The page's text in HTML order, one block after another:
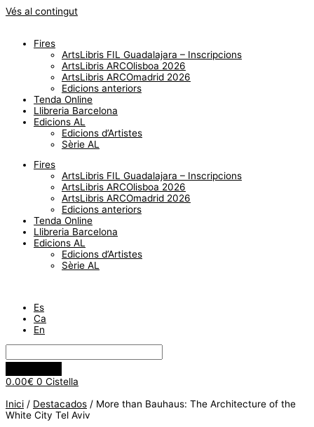
Vés al contingut
Fires
ArtsLibris FIL Guadalajara – Inscripcions
ArtsLibris ARCOlisboa 2026
ArtsLibris ARCOmadrid 2026
Edicions anteriors
Tenda Online
Llibreria Barcelona
Edicions AL
Edicions d’Artistes
Sèrie AL
Fires
ArtsLibris FIL Guadalajara – Inscripcions
ArtsLibris ARCOlisboa 2026
ArtsLibris ARCOmadrid 2026
Edicions anteriors
Tenda Online
Llibreria Barcelona
Edicions AL
Edicions d’Artistes
Sèrie AL
Es
Ca
En
0.00€ 0 Cistella
Inici / Destacados / More than Bauhaus: The Architecture of the
White City Tel Aviv